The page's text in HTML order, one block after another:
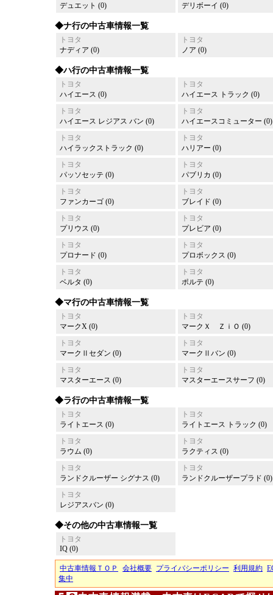
デュエット (0)
デリボーイ (0)
◆ナ行の中古車情報一覧
トヨタ
ナディア (0)
トヨタ
ノア (0)
◆ハ行の中古車情報一覧
トヨタ
ハイエース (0)
トヨタ
ハイエース トラック (0)
トヨタ
ハイエース レジアス バン (0)
トヨタ
ハイエースコミューター (0)
トヨタ
ハイラックストラック (0)
トヨタ
ハリアー (0)
トヨタ
パッソセッテ (0)
トヨタ
パブリカ (0)
トヨタ
ファンカーゴ (0)
トヨタ
ブレイド (0)
トヨタ
プリウス (0)
トヨタ
プレビア (0)
トヨタ
プロナード (0)
トヨタ
プロボックス (0)
トヨタ
ベルタ (0)
トヨタ
ポルテ (0)
◆マ行の中古車情報一覧
トヨタ
マークX (0)
トヨタ
マークＸ ＺｉＯ (0)
トヨタ
マークⅡセダン (0)
トヨタ
マークⅡバン (0)
トヨタ
マスターエース (0)
トヨタ
マスターエースサーフ (0)
◆ラ行の中古車情報一覧
トヨタ
ライトエース (0)
トヨタ
ライトエース トラック (0)
トヨタ
ラウム (0)
トヨタ
ラクティス (0)
トヨタ
ランドクルーザー シグナス (0)
トヨタ
ランドクルーザープラド (0)
トヨタ
レジアスバン (0)
◆その他の中古車情報一覧
トヨタ
IQ (0)
中古車情報ＴＯＰ 会社概要 プライバシーポリシー 利用規約
集中